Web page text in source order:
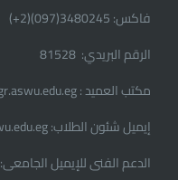
فاكس: 3480245(097)(2
+
)
الرقم البريدي: 81528
مكتب العميد : dean.secretary@agr.aswu.edu.eg
إيميل شئون الطلاب: vde@agr.aswu.edu.eg
الدعم الفنى للإيميل الجامعى: